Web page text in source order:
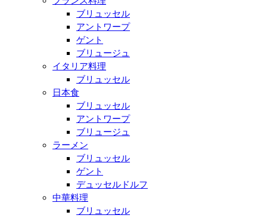
ブリュッセル
アントワープ
ゲント
ブリュージュ
イタリア料理
ブリュッセル
日本食
ブリュッセル
アントワープ
ブリュージュ
ラーメン
ブリュッセル
ゲント
デュッセルドルフ
中華料理
ブリュッセル